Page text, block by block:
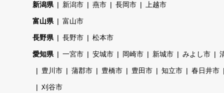
新潟県 新潟市 燕市 長岡市 上越市
富山県 富山市
長野県 長野市 松本市
愛知県 一宮市 安城市 岡崎市 新城市 みよし市
豊川市 蒲郡市 豊橋市 豊田市 知立市 春日井市
刈谷市